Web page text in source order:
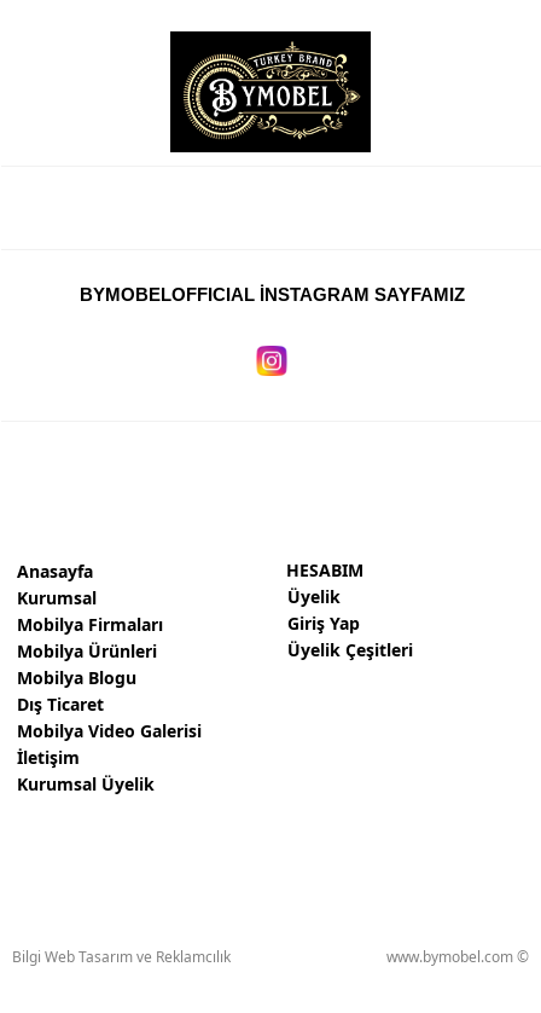
BYMOBELOFFICIAL İNSTAGRAM SAYFAMIZ
Anasayfa
Kurumsal
Mobilya Firmaları
Mobilya Ürünleri
Mobilya Blogu
Dış Ticaret
Mobilya Video Galerisi
İletişim
Kurumsal Üyelik
HESABIM
Üyelik
Giriş Yap
Üyelik Çeşitleri
Bilgi Web Tasarım ve Reklamcılık www.bymobel.com ©